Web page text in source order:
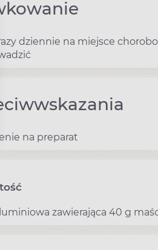
dziennie na miejsce
na preparat
zawierająca 40 g